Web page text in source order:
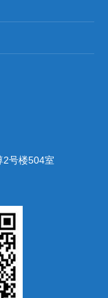
2号楼504室